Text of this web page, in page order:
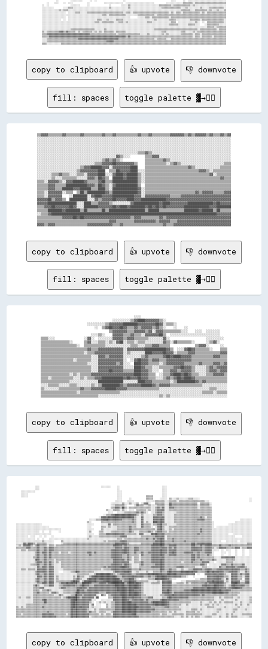
▒▒░░▒▒▒▒▒▒▒▒▒▒▓▓▓▓▒▒▓▓▒▒▒▒▒▒░░▒▒░░▒▒▒▒▒▒▒▒░░▒▒░░▒▒░░▒▒▒▒▒▒▒▒░░▒▒▒▒▒▒▒▒░░░░░░░░░░░░░░░░░░░░░░░░░░░░░░▒▒▒▒░░░░░░░░░░░░▒▒▒▒░░░░░░▒▒░░▒▒▒▒▒▒▒▒▒▒▒▒▒▒▒▒▒▒▒▒▒▒▒▒
▒▒▒▒▓▓▓▓▓▓▓▓▓▓▓▓▓▓▓▓▓▓▓▓▓▓▓▓▓▓▓▓▓▓▓▓▓▓▓▓▒▒▒▒▒▒▒▒▒▒▒▒▒▒▒▒▒▒▒▒▒▒░░▒▒▒▒▒▒▒▒▒▒▒▒▒▒▒▒▒▒░░░░░░▒▒░░░░░░░░░░▒▒░░▒▒░░░░░░░░░░▒▒▒▒▒▒▒▒▒▒░░▒▒▒▒░░▒▒▒▒▒▒▒▒▒▒▒▒▒▒▒▒▒▒▒▒
▒▒▒▒▒▒▓▓▓▓▓▓▓▓▓▓▓▓▓▓▓▓▓▓▓▓▓▓▓▓▓▓▓▓▓▓▓▓▓▓▓▓▓▓▓▓▓▓▓▓▓▓▓▓▓▓▓▓▓▓▓▓▓▓▓▓▓▓▓▓▒▒▓▓▒▒▒▒▒▒▒▒▒▒▒▒▒▒▒▒▒▒▒▒▒▒▒▒▒▒▒▒▒▒▒▒▒▒▒▒▒▒▒▒▒▒▒▒▒▒▒▒▒▒▒▒░░▒▒▒▒░░▒▒▒▒▒▒▒▒░░▒▒▒▒▒▒▒▒▒▒
░░░░▒▒▒▒▒▒▒▒▒▒▒▒▒▒▒▒▒▒▒▒▒▒▒▒▒▒▓▓▓▓▓▓▓▓▓▓▓▓▓▓▓▓▓▓▓▓▓▓▓▓▓▓▓▓▓▓▓▓▓▓▒▒▒▒▒▒▒▒▒▒▒▒▒▒▒▒▒▒▒▒▒▒▒▒▒▒▒▒▒▒░░▒▒▒▒▒▒▒▒░░░░▒▒▒▒▒▒▒▒▒▒▒▒▒▒▒▒▒▒▒▒▒▒▒▒▒▒▒▒▒▒▒▒▒▒▒▒▒▒▒▒▒▒▒▒▒▒
░░░░▒▒▒▒▒▒▒▒▒▒▒▒▒▒▒▒▒▒▒▒▒▒▒▒▒▒▒▒▒▒▒▒▒▒▒▒▒▒▒▒▒▒▒▒▒▒▒▒▒▒▓▓▓▓▓▓▒▒▒▒▒▒▒▒▒▒▒▒▒▒▒▒▒▒▒▒▒▒▒▒▒▒▒▒▒▒▒▒▒▒▒▒▒▒▒▒▒▒▒▒▒▒▒▒▒▒▒▒▒▒▒▒▒▒▒▒▒▒▒▒▒▒▒▒▒▒▒▒▒▒▒▒▒▒▒▒▒▒▒▒▒▒▒▒▒▒▒▒▒▒
copy to clipboard 👍 upvote 👎 downvote
fill: spaces toggle palette ▓→✊🏽
▒▒▓▓▓▓▒▒▒▒▒▒▒▒▓▓▒▒▒▒▒▒▒▒▓▓▒▒▒▒▒▒▒▒▒▒▓▓▒▒▒▒▓▓▒▒▒▒▒▒▒▒▒▒▒▒▓▓▒▒▒▒▓▓▒▒▒▒▒▒▒▒▒▒▓▓▓▓▓▓▓▓▒▒▓▓▒▒▓▓▓▓▓▓▒▒▓▓▒▒▒▒▓▓▒▒▓▓
░░░░░░░░░░░░░░░░░░░░░░░░░░░░░░░░░░░░░░░░░░░░░░░░░░░░░░░░░░░░░░░░░░░░░░░░░░░░░░░░░░░░░░░░░░░░░░░░░░░░░░░░░░░░
░░░░░░░░░░░░░░░░░░░░░░░░░░░░░░░░░░░░░░░░░░░░░░░░░░░░░░░░░░░░░░░░░░░░░░░░░░░░░░░░░░░░░░░░░░░░░░░░░░░░░░░░░░░░
░░░░░░░░░░░░░░░░░░░░░░░░░░░░░░░░░░░░░░░░░░░░░░░░░░░░░░░░░░░░░░░░░░░░░░░░░░░░░░░░░░░░░░░░░░░░░░░░░░░░░░░░░░░░
░░░░░░░░░░░░░░░░░░░░░░░░░░░░░░░░░░░░░░░░░░░░░░░░░░░░░░░░░░░░░░░░░░░░░░░░░░░░░░░░░░░░░░░░░░░░░░░░░░░░░░░░░░░░
░░░░░░░░░░░░░░░░░░░░░░░░░░░░░░░░░░░░░░░░░░░░░░░░░░░░░░░░▒▒▒▒▓▓▒▒░░░░░░░░░░░░░░░░░░░░░░░░░░░░░░░░░░░░░░░░░░░░
░░░░░░░░░░░░░░░░░░░░░░░░░░░░░░░░░░░░░░░░░░░░▓▓▒▒░░░░        ▒▒▒▒▓▓▓▓░░░░░░░░░░░░░░░░░░░░░░░░░░░░░░░░░░░░░░░░
░░░░░░░░░░░░░░░░░░░░░░░░░░░░░░░░░░░░▒▒▓▓▒▒▓▓▒▒░░            ▒▒▒▒▒▒▒▒▒▒▓▓▒▒░░░░░░░░░░░░░░░░░░░░░░░░░░░░░░░░░░
░░░░░░░░░░░░░░░░░░░░░░░░░░░░░░░░▒▒▒▒▓▓▓▓▓▓██▓▓▓▓▓▓▓▓▓▓▒▒    ▒▒▒▒▒▒▒▒▒▒▒▒░░▒▒▓▓▒▒░░░░░░░░░░░░░░░░░░░░░░░░▒▒▒▒
░░░░░░░░░░░░░░░░░░░░░░░░▒▒▓▓▓▓██████▓▓▓▓░░▓▓▓▓▓▓▓▓▓▓████    ▒▒▒▒▒▒▒▒▒▒▒▒▒▒▒▒▒▒▒▒▒▒▒▒▓▓▒▒░░░░░░░░░░░░░░▒▒▒▒▒▒
░░░░░░░░░░░░░░░░░░░░░░▒▒▓▓▓▓▓▓▓▓▓▓████  ▒▒▒▒██▓▓▓▓▓▓████░░░░▒▒▒▒▒▒▒▒▒▒▒▒▒▒▒▒▒▒▒▒▒▒▒▒▒▒▒▒▒▒▓▓▓▓▒▒░░▒▒▒▒▒▒▒▒▒▒
░░░░░░░░▒▒▒▒▓▓▒▒▒▒░░░░▒▒▒▒░░▓▓▓▓▓▓████░░░░▓▓████▓▓██████▒▒░░▒▒▒▒▒▒▒▒▒▒▒▒▒▒▒▒▒▒▒▒▒▒▒▒▒▒▒▒▒▒▒▒▒▒▒▒▓▓░░▒▒▒▒▒▒▒▒
░░░░░░░░▒▒░░░░▒▒▒▒▒▒▒▒░░░░░░▓▓▓▓▒▒██▓▓▒▒  ██████▓▓██████▒▒░░▒▒▒▒▒▒▒▒▒▒▒▒▒▒▒▒▒▒▒▒▒▒▒▒▒▒▒▒▒▒▒▒▒▒▒▒▒▒▒▒▒▒▓▓▒▒▒▒
▒▒▒▒░░▓▓▓▓▓▓▒▒░░▓▓▓▓██████▓▓▒▒▒▒▒▒▓▓██▒▒▒▒██████████████▒▒░░▒▒▒▒▒▒▒▒▒▒▒▒▒▒▒▒▒▒▒▒▒▒▒▒▒▒▒▒▒▒▒▒▒▒▒▒▒▒▒▒▒▒▒▒▒▒▒▒
▒▒▒▒▒▒▓▓▓▓▒▒▒▒▒▒████████████▓▓▓▓▒▒██▓▓▒▒░░▓▓████████████▒▒  ▒▒▒▒▒▒▒▒▒▒▒▒▒▒▒▒▒▒▒▒▒▒▒▒▒▒▒▒▒▒▒▒▒▒▒▒▒▒▒▒▒▒▒▒▒▒▒▒
▒▒▒▒▒▒▓▓▓▓▒▒▒▒██████▓▓▓▓██████▒▒▒▒████▒▒░░██████████████▓▓░░▒▒▒▒▒▒▒▒▒▒▒▒▒▒▒▒▒▒▒▒▒▒▒▒▒▒▒▒▒▒▒▒▒▒▒▒▒▒▒▒▒▒▒▒▒▒▒▒
▒▒▒▒░░▓▓▓▓▓▓▓▓░░▒▒▒▒  ▒▒██▒▒██████████▓▓▒▒██████████████▓▓░░▒▒▒▒▒▒▒▒▒▒▒▒▒▒▒▒▒▒▒▒▒▒▒▒▒▒▒▒▓▓▒▒▓▓▓▓▓▓▒▒▒▒▒▒▓▓▓▓
▒▒▒▒░░▓▓▓▓▓▓▓▓    ░░████████░░▓▓████▓▓▓▓▓▓████████████▓▓▓▓░░▓▓▓▓▓▓▓▓▓▓▓▓▓▓▒▒▒▒▒▒▓▓▓▓▓▓▓▓▓▓▓▓▓▓▓▓▓▓▓▓▓▓▓▓▓▓▓▓
▓▓▓▓▓▓██▒▒▓▓▓▓▒▒  ██████████░░░░▓▓▒▒▓▓▓▓▓▓██▓▓▓▓▓▓████▓▓▓▓██████████████▓▓▓▓▓▓▓▓▓▓▓▓▓▓▓▓▓▓▓▓▓▓▓▓▓▓▓▓▓▓▓▓▓▓▓▓
▓▓▓▓▓▓████████████████░░░░████▒▒▒▒▓▓▓▓▓▓▒▒░░░░░░░░░░▓▓██████████████▓▓████▓▓▓▓▓▓▓▓▓▓██████████████▓▓██▓▓▓▓▓▓
▒▒▒▒▓▓▓▓██▓▓▓▓▓▓▓▓██▓▓░░░░████████▓▓▓▓▓▓▓▓██▓▓████▓▓████████▓▓██▓▓██▓▓██▓▓▓▓▓▓▓▓▓▓██████████████▓▓▓▓████████
▒▒▒▒▒▒████████▓▓████████▒▒██▒▒▒▒▒▒▒▒██▒▒████████████████████▒▒██████▒▒▒▒▒▒▒▒▒▒▒▒▒▒████████▓▓██████▒▒██▒▒▒▒▒▒
░░▒▒▒▒▓▓████████████████████████████████████████████████████████████████████████████████████████████▓▓▓▓▓▓▓▓
▒▒▒▒▒▒▒▒▒▒▒▒▒▒▓▓▓▓▓▓██▓▓██▓▓▓▓▓▓▓▓▓▓▓▓▓▓▓▓▓▓▓▓▓▓▓▓▓▓▒▒▓▓▓▓▒▒▒▒▒▒▒▒▒▒▓▓▒▒▓▓▓▓▓▓▓▓▓▓▓▓▓▓▓▓▓▓▓▓▓▓▓▓▓▓▓▓▓▓▓▓▓▓▓▓
▒▒▒▒▒▒▒▒▒▒▒▒▒▒▒▒▒▒▒▒▒▒▒▒▒▒▒▒▒▒▒▒▒▒▒▒▒▒▒▒▓▓▓▓▒▒▒▒▒▒▒▒▒▒▓▓▓▓▓▓▓▓▓▓▓▓▒▒▓▓▓▓▓▓▒▒▒▒▓▓▓▓▓▓▓▓▓▓▓▓▓▓▓▓▓▓▓▓▓▓▓▓▓▓▓▓▓▓
copy to clipboard 👍 upvote 👎 downvote
fill: spaces toggle palette ▓→✊🏽
                                                    ░░░░
                                        ░░░░░░░░░░▒▒▓▓████▓▓▓▓▓▓▓▓▒▒░░
                          ░░░░░░░░░░▒▒▓▓▓▓▓▓▓▓████████▓▓▓▓▓▓▓▓▓▓██▓▓░░▒▒▒▒░░
                              ░░  ▒▒▓▓██▓▓▓▓██▓▓▒▒▒▒▓▓▒▒▓▓▓▓▓▓▒▒▓▓▒▒░░    ░░    ░░
                                      ▒▒▓▓▓▓▓▓▓▓▒▒▒▒▓▓▓▓▓▓▒▒▓▓░░▓▓▓▓▒▒▒▒▒▒▒▒▒▒░░░░    ░░░░  ░░░░░░░░
                            ░░░░▒▒░░    ▓▓▓▓▓▓▒▒▒▒▓▓▒▒▒▒░░▓▓▓▓▓▓▓▓██▒▒  ░░░░░░░░░░░░░░░░░░░░░░░░░░░░
▒▒▒▒░░░░                ░░▓▓░░  ░░░░░░░░▓▓▓▓▓▓▒▒▓▓▓▓▒▒▒▒▒▒▒▒░░░░░░░░▓▓░░                    ░░░░░░░░░░
▒▒▒▒▒▒▒▒▒▒▒▒▒▒▒▒░░      ▒▒▓▓░░░░▒▒▒▒░░▒▒░░▓▓██░░▒▒▒▒░░▒▒▒▒░░░░░░░░░░▓▓▒▒░░▓▓▒▒▒▒▒▒▒▒░░      ░░▒▒▓▓░░
▒▒▒▒▒▒▒▒▒▒▒▒▒▒▒▒▒▒▒▒░░  ▒▒▒▒▒▒▒▒▒▒▒▒░░░░░░░░░░░░░░▒▒▒▒░░░░▒▒▒▒▓▓▓▓▒▒▒▒▒▒              ▒▒▓▓▓▓░░      ░░
▒▒▒▒▒▒▒▒▒▒▒▒▒▒▒▒▒▒▒▒▒▒▒▒▒▒▓▓▒▒▒▒▓▓▓▓▓▓▓▓▓▓▓▓▓▓░░▓▓▓▓▓▓▓▓▓▓████████████▓▓▒▒  ░░░░▓▓██▓▓▒▒▒▒▒▒▒▒░░    ▒▒▒▒
▒▒▒▒▒▒▒▒▒▒▒▒▒▒▒▒▒▒▒▒▒▒▒▒░░▒▒▒▒▓▓▓▓▓▓▓▓▓▓▓▓▓▓▓▓░░▒▒░░░░░░░░████▓▓▓▓▓▓██▓▓▓▓░░▒▒▒▒▒▒▓▓▓▓▒▒▒▒▒▒▒▒▒▒▒▒▒▒▓▓▓▓
▒▒▒▒▒▒▒▒▒▒▒▒▒▒▒▒▒▒▒▒▒▒▒▒▒▒▒▒░░░░▓▓▓▓▒▒▓▓▓▓▓▓▓▓░░░░░░░░░░▒▒▓▓▒▒▒▒▒▒▒▒▓▓██▓▓████▓▓▓▓▓▓▒▒▒▒▒▒▒▒▒▒▒▒▓▓▓▓▒▒▒▒
▒▒▒▒▒▒▒▒▒▒▒▒▒▒▒▒▒▒░░▒▒▒▒▒▒▒▒░░░░▓▓▓▓▓▓▓▓▓▓▓▓▓▓░░  ░░▓▓██▓▓▓▓▒▒▓▓▓▓▒▒▒▒▓▓▓▓▓▓▓▓▓▓▓▓▓▓▒▒▒▒▒▒▒▒▒▒▒▒▒▒▒▒▒▒▒▒
▒▒▒▒▒▒▒▒▒▒▒▒▒▒▒▒▒▒▒▒▒▒▒▒▒▒░░░░░░▓▓▓▓▓▓▓▓▓▓▒▒▓▓░░░░  ████▓▓▓▓▒▒▒▒▒▒░░▒▒▓▓▓▓▓▓▓▓▓▓▒▒▒▒▒▒▒▒▓▓▒▒▒▒▒▒▓▓▓▓▒▒▓▓
▒▒▒▒▒▒▒▒▒▒▒▒▒▒▒▒▒▒▒▒▒▒▒▒▒▒▒▒░░░░▓▓▓▓▓▓▓▓▓▓▓▓▓▓░░░░░░████▓▓▒▒▒▒░░░░▒▒▒▒▒▒▒▒▓▓▓▓██▓▓▓▓▒▒░░░░░░▒▒▓▓▒▒▓▓▓▓▓▓
▒▒▒▒▒▒▒▒▒▒▒▒▒▒▒▒▒▒▒▒▒▒▒▒▒▒▒▒░░░░▓▓▓▓▓▓██▓▓▓▓▓▓▒▒▒▒▒▒████▓▓▓▓▒▒░░░░  ▒▒▒▒▓▓▓▓▒▒▓▓▓▓▓▓▒▒░░░░░░▒▒▓▓▓▓▒▒▓▓▓▓
▒▒▒▒▒▒▒▒▒▒▒▒▒▒▒▒░░▒▒░░▒▒▒▒▒▒▓▓▓▓▓▓▓▓▓▓▓▓▓▓▓▓▓▓▓▓▓▓▓▓████▓▓▓▓▒▒▒▒  ░░▒▒▒▒▓▓████▓▓██▓▓▒▒▒▒░░░░▒▒▒▒▓▓▓▓▓▓▒▒
▒▒▒▒░░▒▒▒▒▒▒▒▒▒▒▒▒░░░░▒▒░░▒▒▒▒▓▓▓▓████████████▓▓██▓▓▓▓██▓▓▓▓▒▒▒▒░░░░▒▒▓▓▒▒▓▓██▓▓████▓▓▒▒▒▒▒▒▒▒▒▒▒▒▒▒▒▒▒▒
▒▒▒▒▒▒▒▒▒▒▒▒▒▒▒▒░░░░░░░░░░░░░░░░██████████████░░░░░░░░████▓▓▓▓▒▒▒▒▒▒▒▒▒▒░░▒▒██████████▓▓▒▒▓▓▒▒▒▒▒▒▒▒▒▒▒▒
░░░░▒▒▒▒▒▒░░░░░░▒▒▒▒░░░░░░░░▒▒░░▒▒██████████▓▓▒▒▓▓▓▓▓▓▓▓██████▓▓▒▒▓▓▓▓▓▓▒▒▒▒▒▒▒▒▒▒▒▒▒▒▒▒▒▒░░░░░░░░░░░░░░
▒▒░░░░░░░░▒▒▒▒▒▒▒▒▒▒▒▒▓▓▒▒▒▒▓▓▓▓▓▓▓▓██████▓▓▓▓▓▓▒▒▒▒▒▒▒▒▒▒▒▒▒▒▒▒▒▒░░░░░░░░░░░░░░░░░░░░░░░░░░░░▒▒▒▒░░░░░░
▒▒▒▒▒▒▒▒▒▒▒▒▒▒▒▒▒▒▒▒░░▒▒▒▒▒▒▒▒▒▒▒▒▒▒▒▒▒▒▒▒▒▒░░░░░░░░░░░░░░░░░░░░░░░░░░░░░░░░░░░░░░░░░░░░░░▒▒▒▒▒▒░░▒▒▒▒▒▒
copy to clipboard 👍 upvote 👎 downvote
fill: spaces toggle palette ▓→✊🏽
copy to clipboard 👍 upvote 👎 downvote